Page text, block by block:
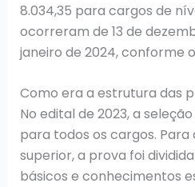
8.034,35 para cargos de
ocorreram de 13 de
janeiro de 2024, conforme
Como era a estrutura das
No edital de 2023, a
para todos os cargos. Para
superior, a prova foi
básicos e conhecimentos